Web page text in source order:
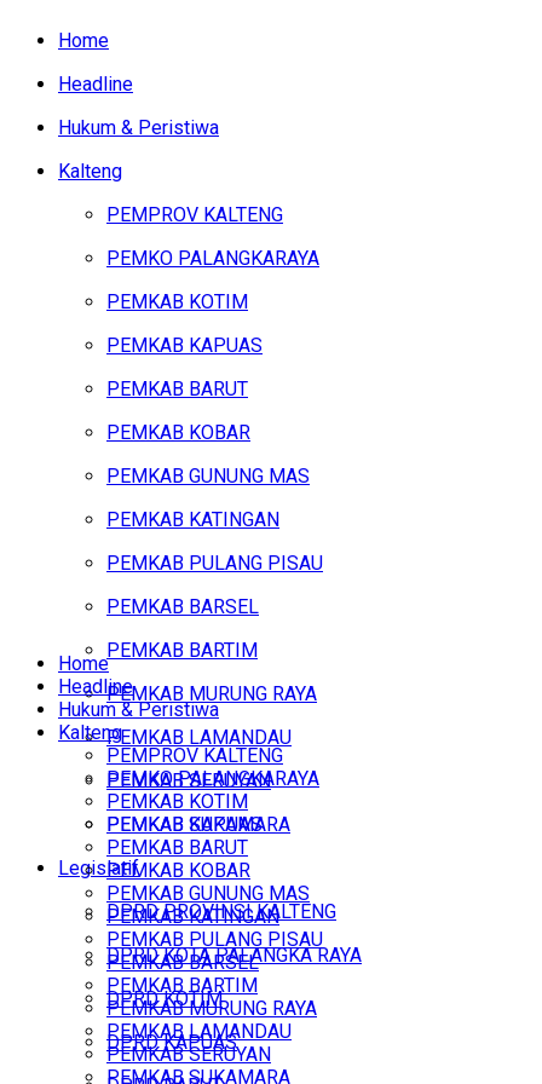
Home
Headline
Hukum & Peristiwa
Kalteng
PEMPROV KALTENG
PEMKO PALANGKARAYA
PEMKAB KOTIM
PEMKAB KAPUAS
PEMKAB BARUT
PEMKAB KOBAR
PEMKAB GUNUNG MAS
PEMKAB KATINGAN
PEMKAB PULANG PISAU
PEMKAB BARSEL
PEMKAB BARTIM
PEMKAB MURUNG RAYA
PEMKAB LAMANDAU
PEMKAB SERUYAN
PEMKAB SUKAMARA
Legislatif
DPRD PROVINSI KALTENG
DPRD KOTA PALANGKA RAYA
DPRD KOTIM
DPRD KAPUAS
Home
Headline
Hukum & Peristiwa
Kalteng
PEMPROV KALTENG
PEMKO PALANGKARAYA
PEMKAB KOTIM
PEMKAB KAPUAS
PEMKAB BARUT
PEMKAB KOBAR
PEMKAB GUNUNG MAS
PEMKAB KATINGAN
PEMKAB PULANG PISAU
PEMKAB BARSEL
PEMKAB BARTIM
PEMKAB MURUNG RAYA
PEMKAB LAMANDAU
PEMKAB SERUYAN
PEMKAB SUKAMARA